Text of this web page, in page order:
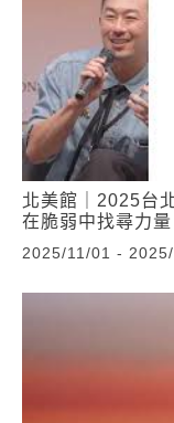
北美館｜2025台
在脆弱中找尋力量
2025/11/01 -